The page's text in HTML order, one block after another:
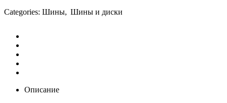
Categories: Шины, Шины и диски
Описание